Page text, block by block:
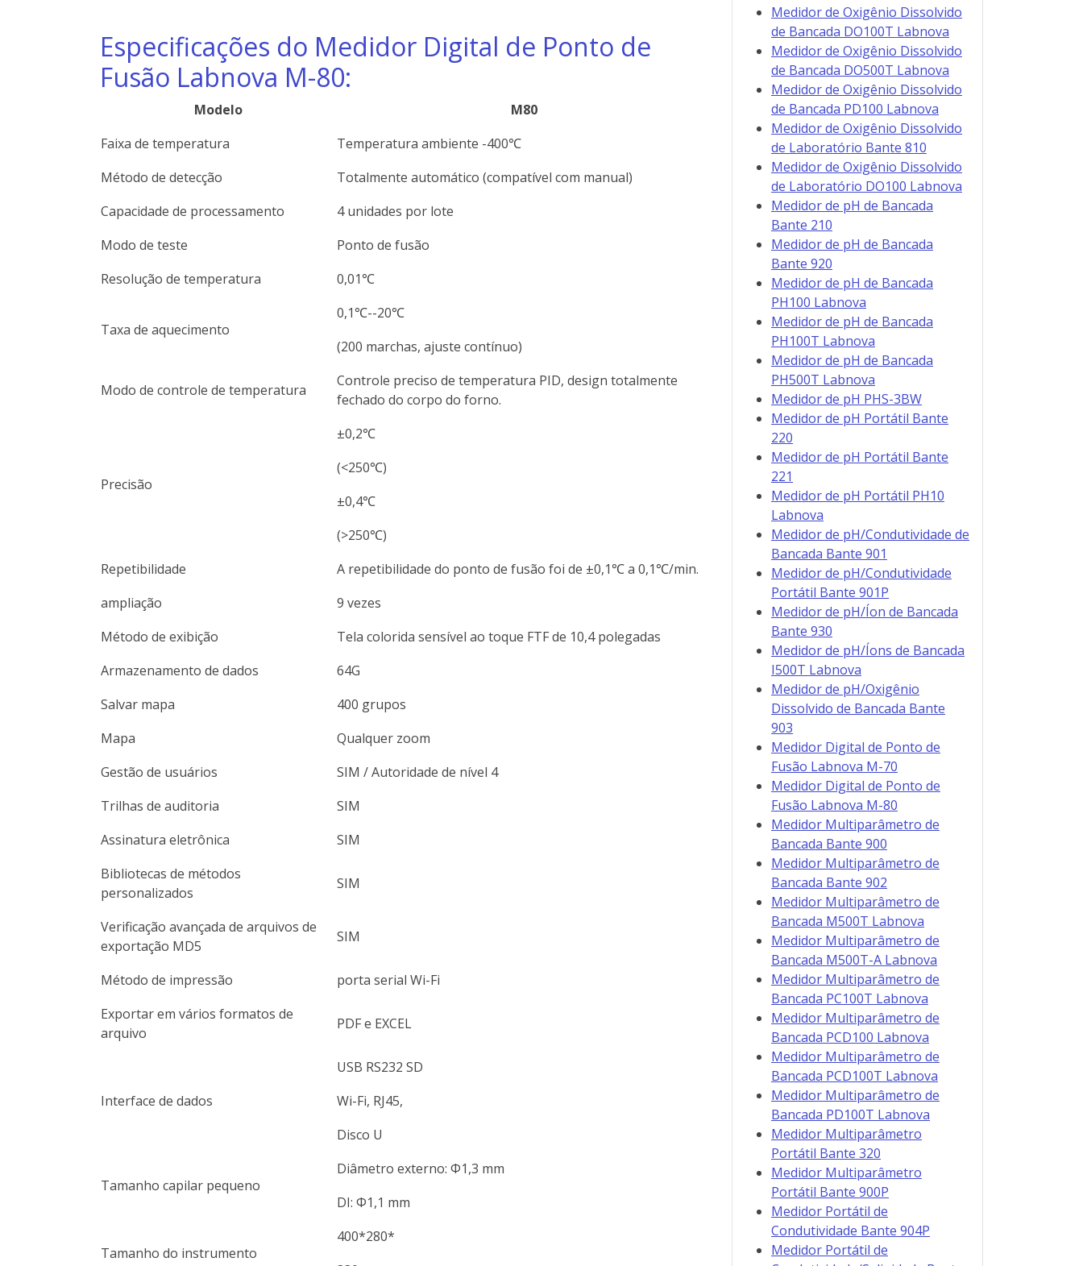
Especificações do Medidor Digital de Ponto de
Fusão Labnova M-80:
Modelo
M80
Faixa de temperatura
Temperatura ambiente -400℃
Método de detecção
Totalmente automático (compatível com manual)
Capacidade de processamento
4 unidades por lote
Modo de teste
Ponto de fusão
Resolução de temperatura
0,01℃
Taxa de aquecimento
0,1℃--20℃
(200 marchas, ajuste contínuo)
Modo de controle de temperatura
Controle preciso de temperatura PID, design totalmente
fechado do corpo do forno.
Precisão
±0,2℃
(<250℃)
±0,4℃
(>250℃)
Repetibilidade
A repetibilidade do ponto de fusão foi de ±0,1℃ a 0,1℃/min.
ampliação
9 vezes
Método de exibição
Tela colorida sensível ao toque FTF de 10,4 polegadas
Armazenamento de dados
64G
Salvar mapa
400 grupos
Mapa
Qualquer zoom
Gestão de usuários
SIM / Autoridade de nível 4
Trilhas de auditoria
SIM
Assinatura eletrônica
SIM
Bibliotecas de métodos
personalizados
SIM
Verificação avançada de arquivos de
exportação MD5
SIM
Método de impressão
porta serial Wi-Fi
Exportar em vários formatos de
arquivo
PDF e EXCEL
Interface de dados
USB RS232 SD
Wi-Fi, RJ45,
Disco U
Tamanho capilar pequeno
Diâmetro externo: Φ1,3 mm
DI: Φ1,1 mm
Tamanho do instrumento
400*280*
Medidor de Oxigênio Dissolvido
de Bancada DO100T Labnova
Medidor de Oxigênio Dissolvido
de Bancada DO500T Labnova
Medidor de Oxigênio Dissolvido
de Bancada PD100 Labnova
Medidor de Oxigênio Dissolvido
de Laboratório Bante 810
Medidor de Oxigênio Dissolvido
de Laboratório DO100 Labnova
Medidor de pH de Bancada
Bante 210
Medidor de pH de Bancada
Bante 920
Medidor de pH de Bancada
PH100 Labnova
Medidor de pH de Bancada
PH100T Labnova
Medidor de pH de Bancada
PH500T Labnova
Medidor de pH PHS-3BW
Medidor de pH Portátil Bante
220
Medidor de pH Portátil Bante
221
Medidor de pH Portátil PH10
Labnova
Medidor de pH/Condutividade de
Bancada Bante 901
Medidor de pH/Condutividade
Portátil Bante 901P
Medidor de pH/Íon de Bancada
Bante 930
Medidor de pH/Íons de Bancada
I500T Labnova
Medidor de pH/Oxigênio
Dissolvido de Bancada Bante
903
Medidor Digital de Ponto de
Fusão Labnova M-70
Medidor Digital de Ponto de
Fusão Labnova M-80
Medidor Multiparâmetro de
Bancada Bante 900
Medidor Multiparâmetro de
Bancada Bante 902
Medidor Multiparâmetro de
Bancada M500T Labnova
Medidor Multiparâmetro de
Bancada M500T-A Labnova
Medidor Multiparâmetro de
Bancada PC100T Labnova
Medidor Multiparâmetro de
Bancada PCD100 Labnova
Medidor Multiparâmetro de
Bancada PCD100T Labnova
Medidor Multiparâmetro de
Bancada PD100T Labnova
Medidor Multiparâmetro
Portátil Bante 320
Medidor Multiparâmetro
Portátil Bante 900P
Medidor Portátil de
Condutividade Bante 904P
Medidor Portátil de